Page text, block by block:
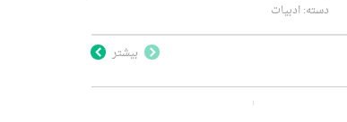
دسته:ادبیات
بیشتر